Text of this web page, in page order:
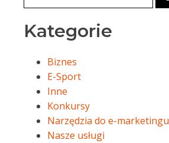
Kategorie
Biznes
E-Sport
Inne
Konkursy
Narzędzia do e-marketingu
Nasze usługi